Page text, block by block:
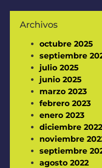
Archivos
octubre 2025
septiembre
julio 2025
junio 2025
marzo 2023
febrero 2023
enero 2023
diciembre 2022
noviembre
septiembre
agosto 2022